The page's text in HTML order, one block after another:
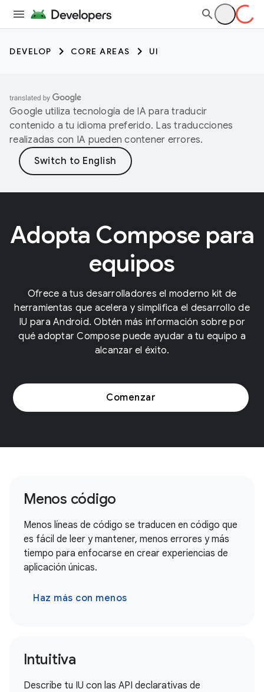
DEVELOP CORE AREAS UI
Google utiliza tecnología de IA para traducir
contenido a tu idioma preferido. Las traducciones
realizadas con IA pueden contener errores.
Adopta Compose para
equipos
Ofrece a tus desarrolladores el moderno kit de
herramientas que acelera y simplifica el desarrollo de
IU para Android. Obtén más información sobre por
qué adoptar Compose puede ayudar a tu equipo a
alcanzar el éxito.
Comenzar
Menos código
Menos líneas de código se traducen en código que
es fácil de leer y mantener, menos errores y más
tiempo para enfocarse en crear experiencias de
aplicación únicas.
Haz más con menos
Intuitiva
Describe tu IU con las API declarativas de